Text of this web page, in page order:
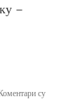
–
су